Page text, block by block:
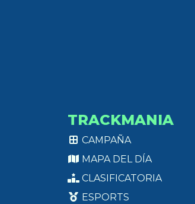
TRACKMANIA
CAMPAÑA
MAPA DEL DÍA
CLASIFICATORIA
ESPORTS